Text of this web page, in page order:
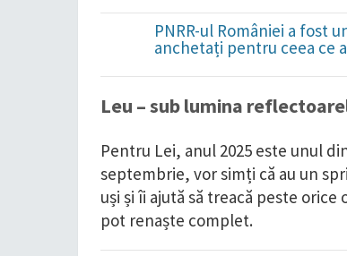
PNRR-ul României a fost
anchetați pentru ceea ce
Leu – sub lumina
Pentru Lei, anul 2025 este unul
septembrie, vor simți că au un
uși și îi ajută să treacă peste
pot renaște complet.